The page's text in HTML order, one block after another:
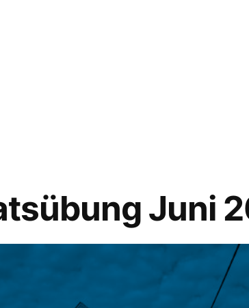
Juni